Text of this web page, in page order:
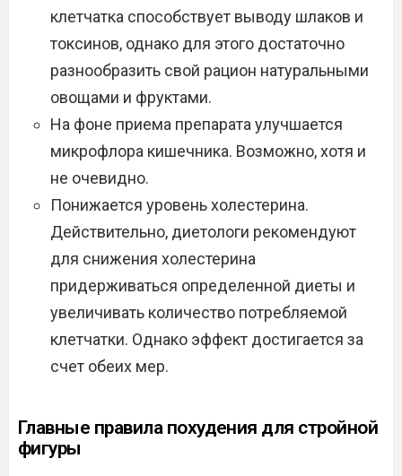
клетчатка способствует выводу шлаков и
токсинов, однако для этого достаточно
разнообразить свой рацион натуральными
овощами и фруктами.
На фоне приема препарата улучшается
микрофлора кишечника. Возможно, хотя и
не очевидно.
Понижается уровень холестерина.
Действительно, диетологи рекомендуют
для снижения холестерина
придерживаться определенной диеты и
увеличивать количество потребляемой
клетчатки. Однако эффект достигается за
счет обеих мер.
Главные правила похудения для стройной
фигуры